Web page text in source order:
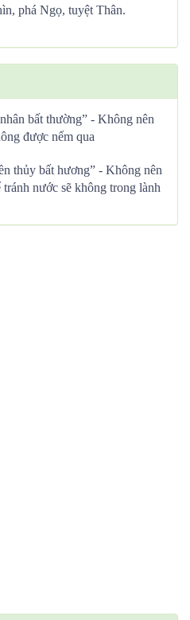
phá Ngọ, tuyệt Thân.
bất thường” - Không nên
được nếm qua
thủy bất hương” - Không nên
nước sẽ không trong lành